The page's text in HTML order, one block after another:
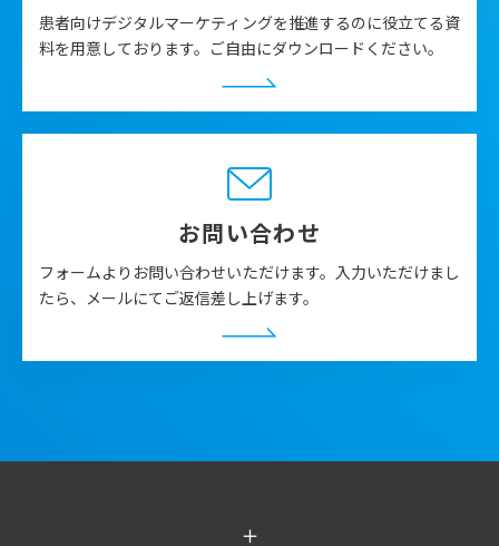
患者向けデジタルマーケティングを推進するのに役立てる資
料を用意しております。ご自由にダウンロードください。
お問い合わせ
フォームよりお問い合わせいただけます。入力いただけまし
たら、メールにてご返信差し上げます。